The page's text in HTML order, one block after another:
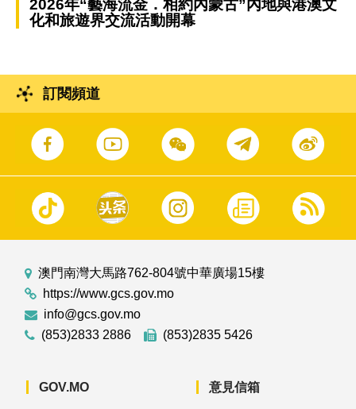
2026年“藝海流金．相約內蒙古”內地與港澳文
化和旅遊界交流活動開幕
訂閱頻道
澳門南灣大馬路762-804號中華廣場15樓
https://www.gcs.gov.mo
info@gcs.gov.mo
(853)2833 2886
(853)2835 5426
GOV.MO 意見信箱